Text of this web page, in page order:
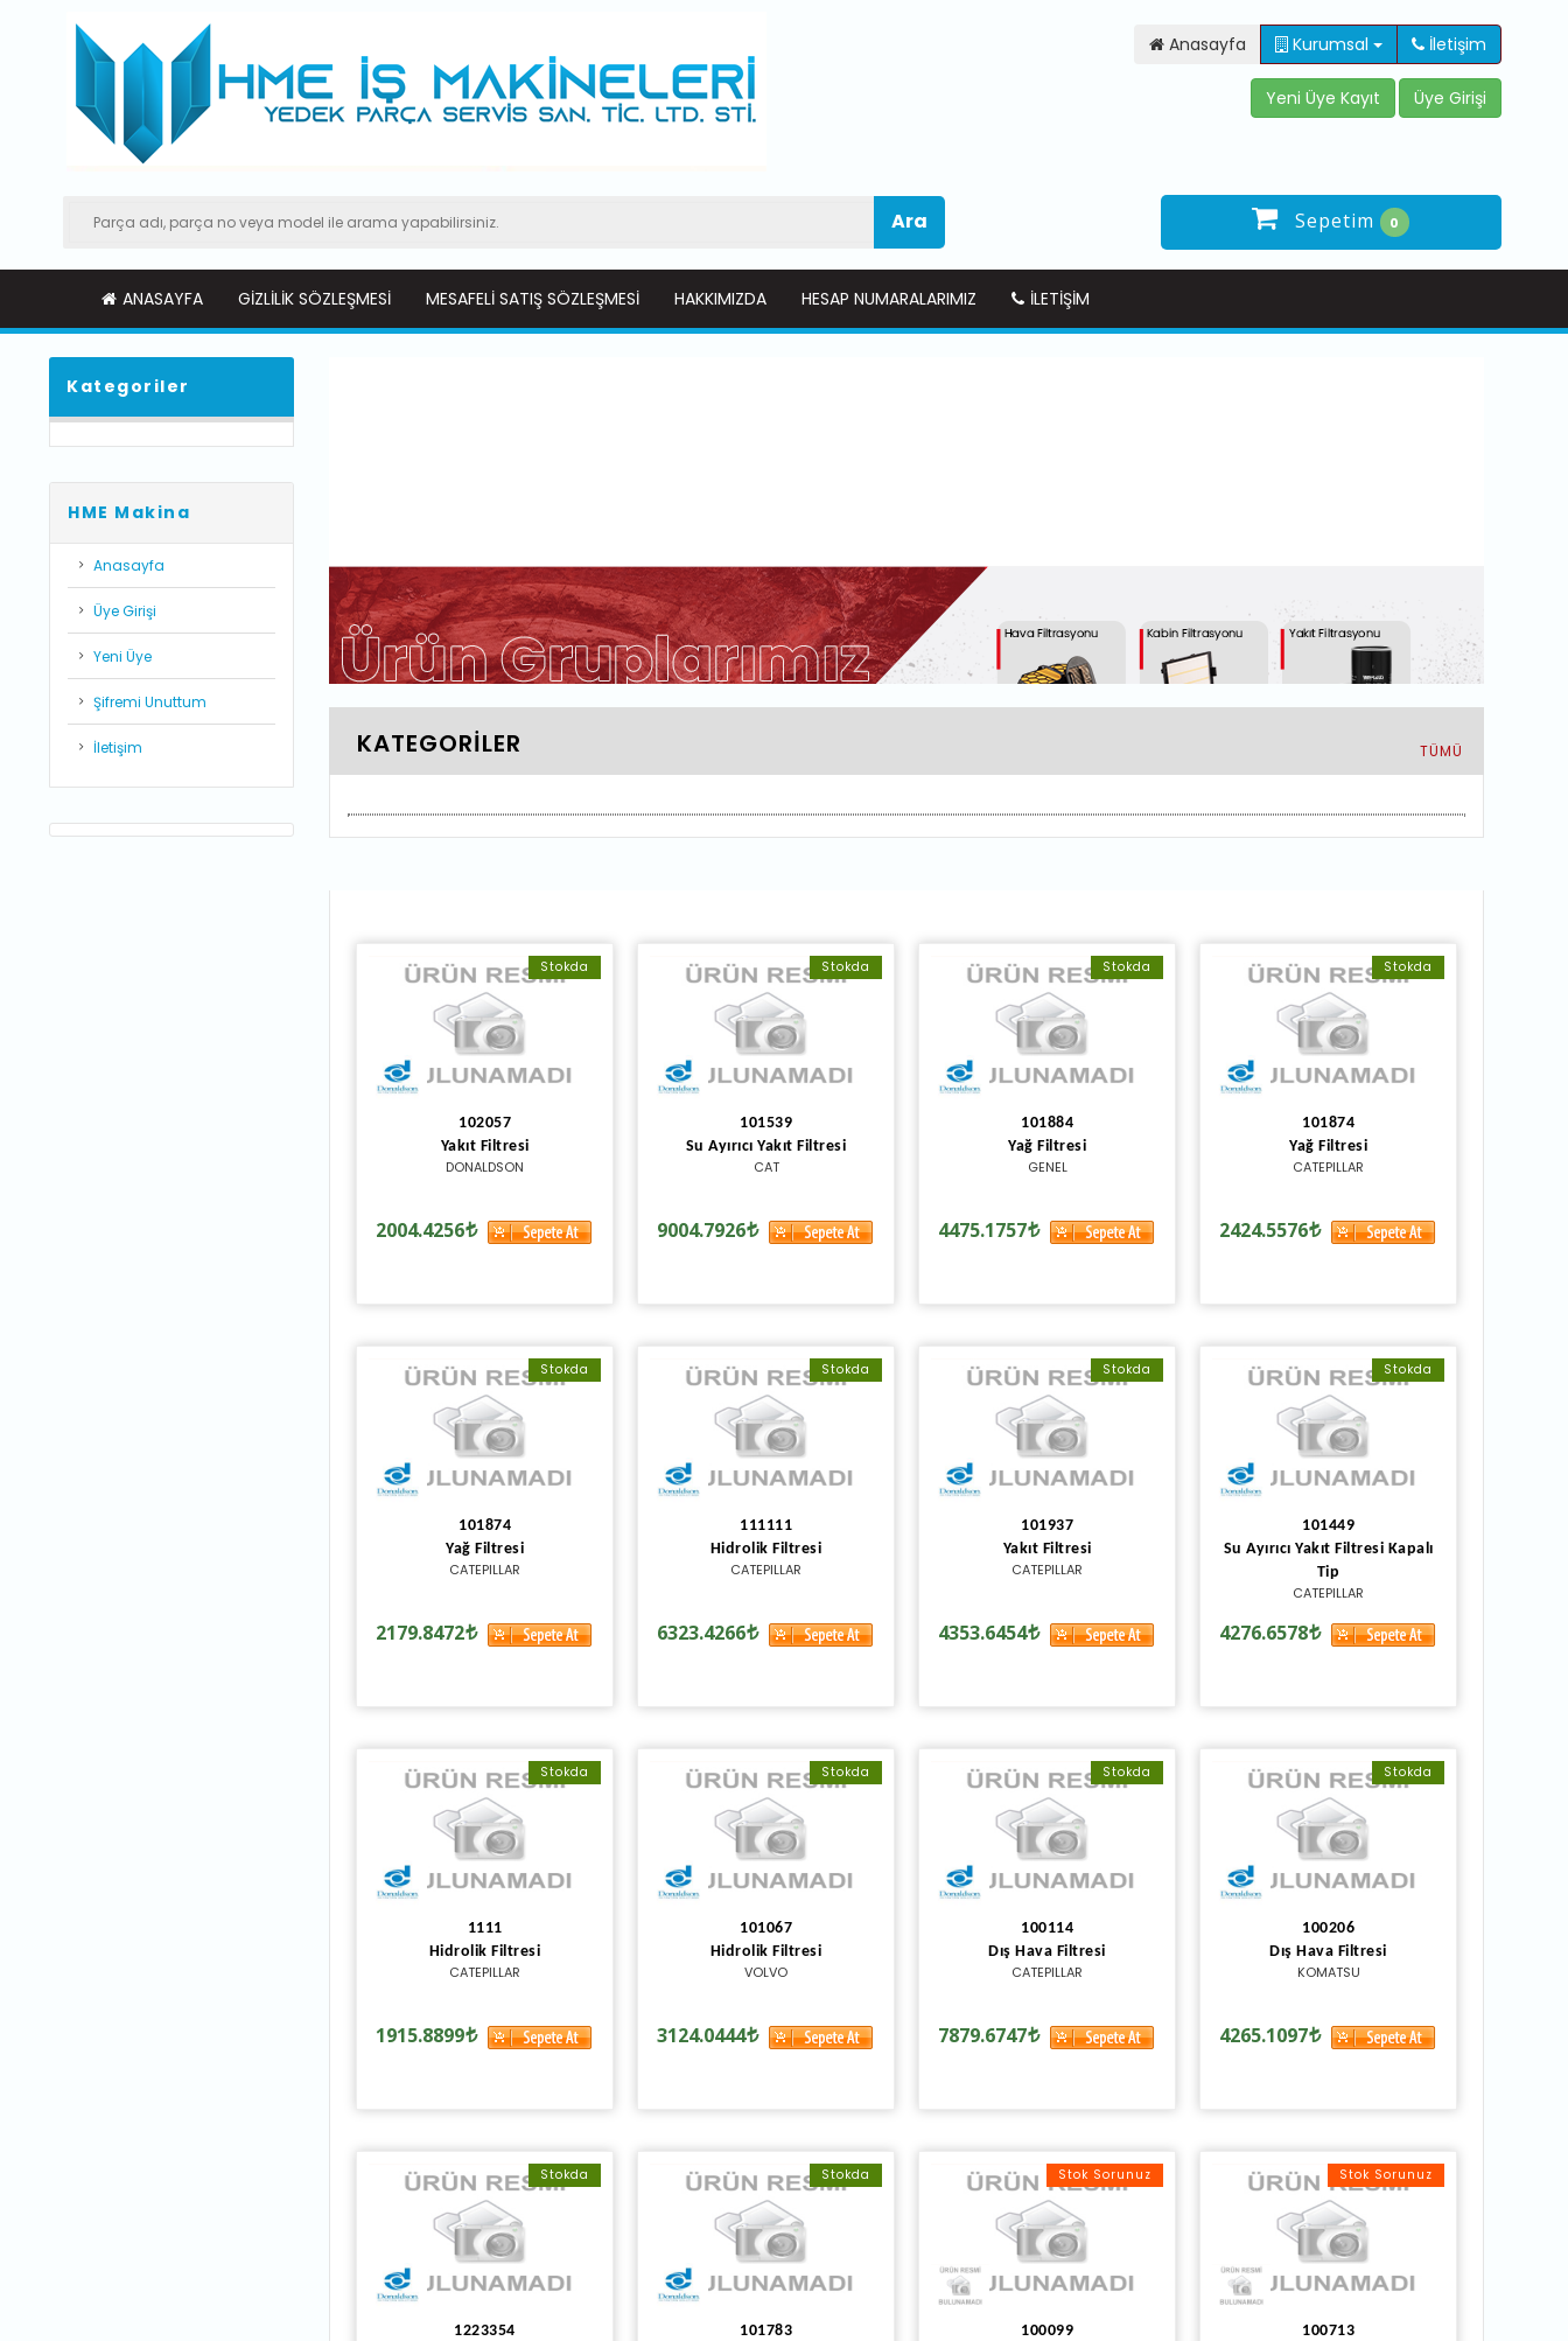
Anasayfa Kurumsal İletişim
Ara Sepetim 0
ANASAYFA GIZLILIK SÖZLEŞMESI MESAFELI SATIŞ SÖZLEŞMESI HAKKIMIZDA HESAP NUMARALARIMIZ İLETIŞIM
Kategoriler
HME Makina
Anasayfa
Üye Girişi
Yeni Üye
Şifremi Unuttum
İletişim KATEGORİLER TÜMÜ
Stokda
102057
Yakıt Filtresi
DONALDSON
2004.4256
Stokda
101539
Su Ayırıcı Yakıt Filtresi
CAT
9004.7926
Stokda
101884
Yağ Filtresi
GENEL
4475.1757
Stokda
101874
Yağ Filtresi
CATEPILLAR
2424.5576
Stokda
101874
Yağ Filtresi
CATEPILLAR
2179.8472
Stokda
111111
Hidrolik Filtresi
CATEPILLAR
6323.4266
Stokda
101937
Yakıt Filtresi
CATEPILLAR
4353.6454
Stokda
101449
Su Ayırıcı Yakıt Filtresi Kapalı
Tip
CATEPILLAR
4276.6578
Stokda
1111
Hidrolik Filtresi
CATEPILLAR
1915.8899
Stokda
101067
Hidrolik Filtresi
VOLVO
3124.0444
Stokda
100114
Dış Hava Filtresi
CATEPILLAR
7879.6747
Stokda
100206
Dış Hava Filtresi
KOMATSU
4265.1097
Stokda
1223354
Stokda
101783
Stok Sorunuz
100099
Stok Sorunuz
100713